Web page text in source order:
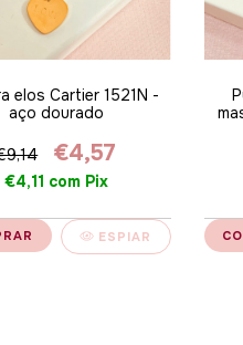
elos Cartier 1521N -
aço dourado
€4,57
€4,11 com Pix
ESPIAR